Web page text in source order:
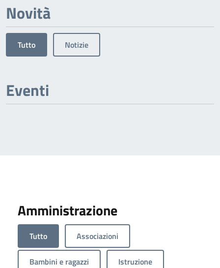
Novità
Tutto Notizie
Eventi
Amministrazione
Tutto Associazioni
Bambini e ragazzi Istruzione